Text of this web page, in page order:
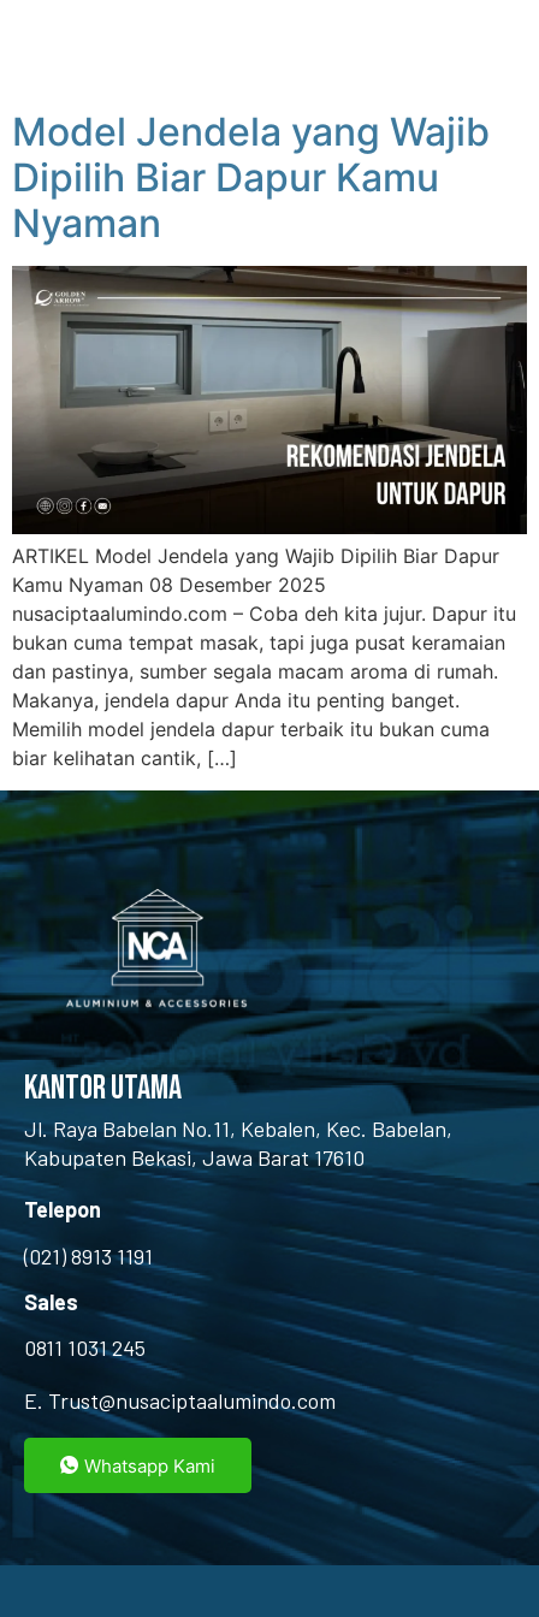
Model Jendela yang Wajib
Dipilih Biar Dapur Kamu
Nyaman
ARTIKEL Model Jendela yang Wajib Dipilih Biar Dapur
Kamu Nyaman 08 Desember 2025
nusaciptaalumindo.com – Coba deh kita jujur. Dapur itu
bukan cuma tempat masak, tapi juga pusat keramaian
dan pastinya, sumber segala macam aroma di rumah.
Makanya, jendela dapur Anda itu penting banget.
Memilih model jendela dapur terbaik itu bukan cuma
biar kelihatan cantik, […]
kantor utama
Jl. Raya Babelan No.11, Kebalen, Kec. Babelan,
Kabupaten Bekasi, Jawa Barat 17610
Telepon
(021)8913 1191
Sales
0811 1031 245
E. Trust@nusaciptaalumindo.com
Whatsapp Kami